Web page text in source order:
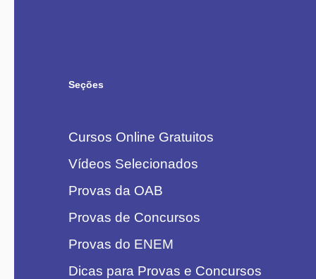
Seções
Cursos Online Gratuitos
Vídeos Selecionados
Provas da OAB
Provas de Concursos
Provas do ENEM
Dicas para Provas e Concursos